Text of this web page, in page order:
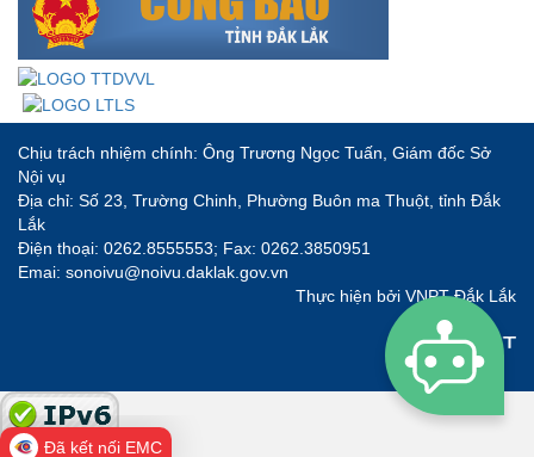
Chịu trách nhiệm chính: Ông Trương Ngọc Tuấn, Giám đốc Sở
Nội vụ
Địa chỉ: Số 23, Trường Chinh, Phường Buôn ma Thuột, tỉnh Đắk
Lắk
Điện thoại: 0262.8555553; Fax: 0262.3850951
Emai: sonoivu@noivu.daklak.gov.vn
Thực hiện bởi VNPT Đắk Lắk
Đã kết nối EMC